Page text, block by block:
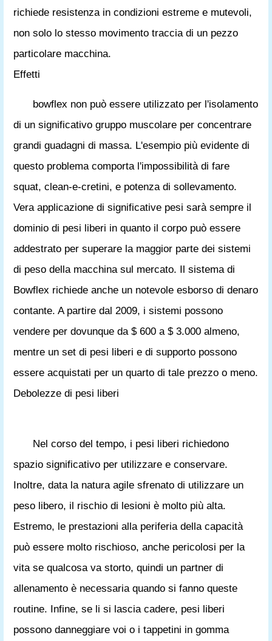
richiede resistenza in condizioni estreme e mutevoli,
non solo lo stesso movimento traccia di un pezzo
particolare macchina.
Effetti
bowflex non può essere utilizzato per l'isolamento
di un significativo gruppo muscolare per concentrare
grandi guadagni di massa. L'esempio più evidente di
questo problema comporta l'impossibilità di fare
squat, clean-e-cretini, e potenza di sollevamento.
Vera applicazione di significative pesi sarà sempre il
dominio di pesi liberi in quanto il corpo può essere
addestrato per superare la maggior parte dei sistemi
di peso della macchina sul mercato. Il sistema di
Bowflex richiede anche un notevole esborso di denaro
contante. A partire dal 2009, i sistemi possono
vendere per dovunque da $ 600 a $ 3.000 almeno,
mentre un set di pesi liberi e di supporto possono
essere acquistati per un quarto di tale prezzo o meno.
Debolezze di pesi liberi
Nel corso del tempo, i pesi liberi richiedono
spazio significativo per utilizzare e conservare.
Inoltre, data la natura agile sfrenato di utilizzare un
peso libero, il rischio di lesioni è molto più alta.
Estremo, le prestazioni alla periferia della capacità
può essere molto rischioso, anche pericolosi per la
vita se qualcosa va storto, quindi un partner di
allenamento è necessaria quando si fanno queste
routine. Infine, se li si lascia cadere, pesi liberi
possono danneggiare voi o i tappetini in gomma